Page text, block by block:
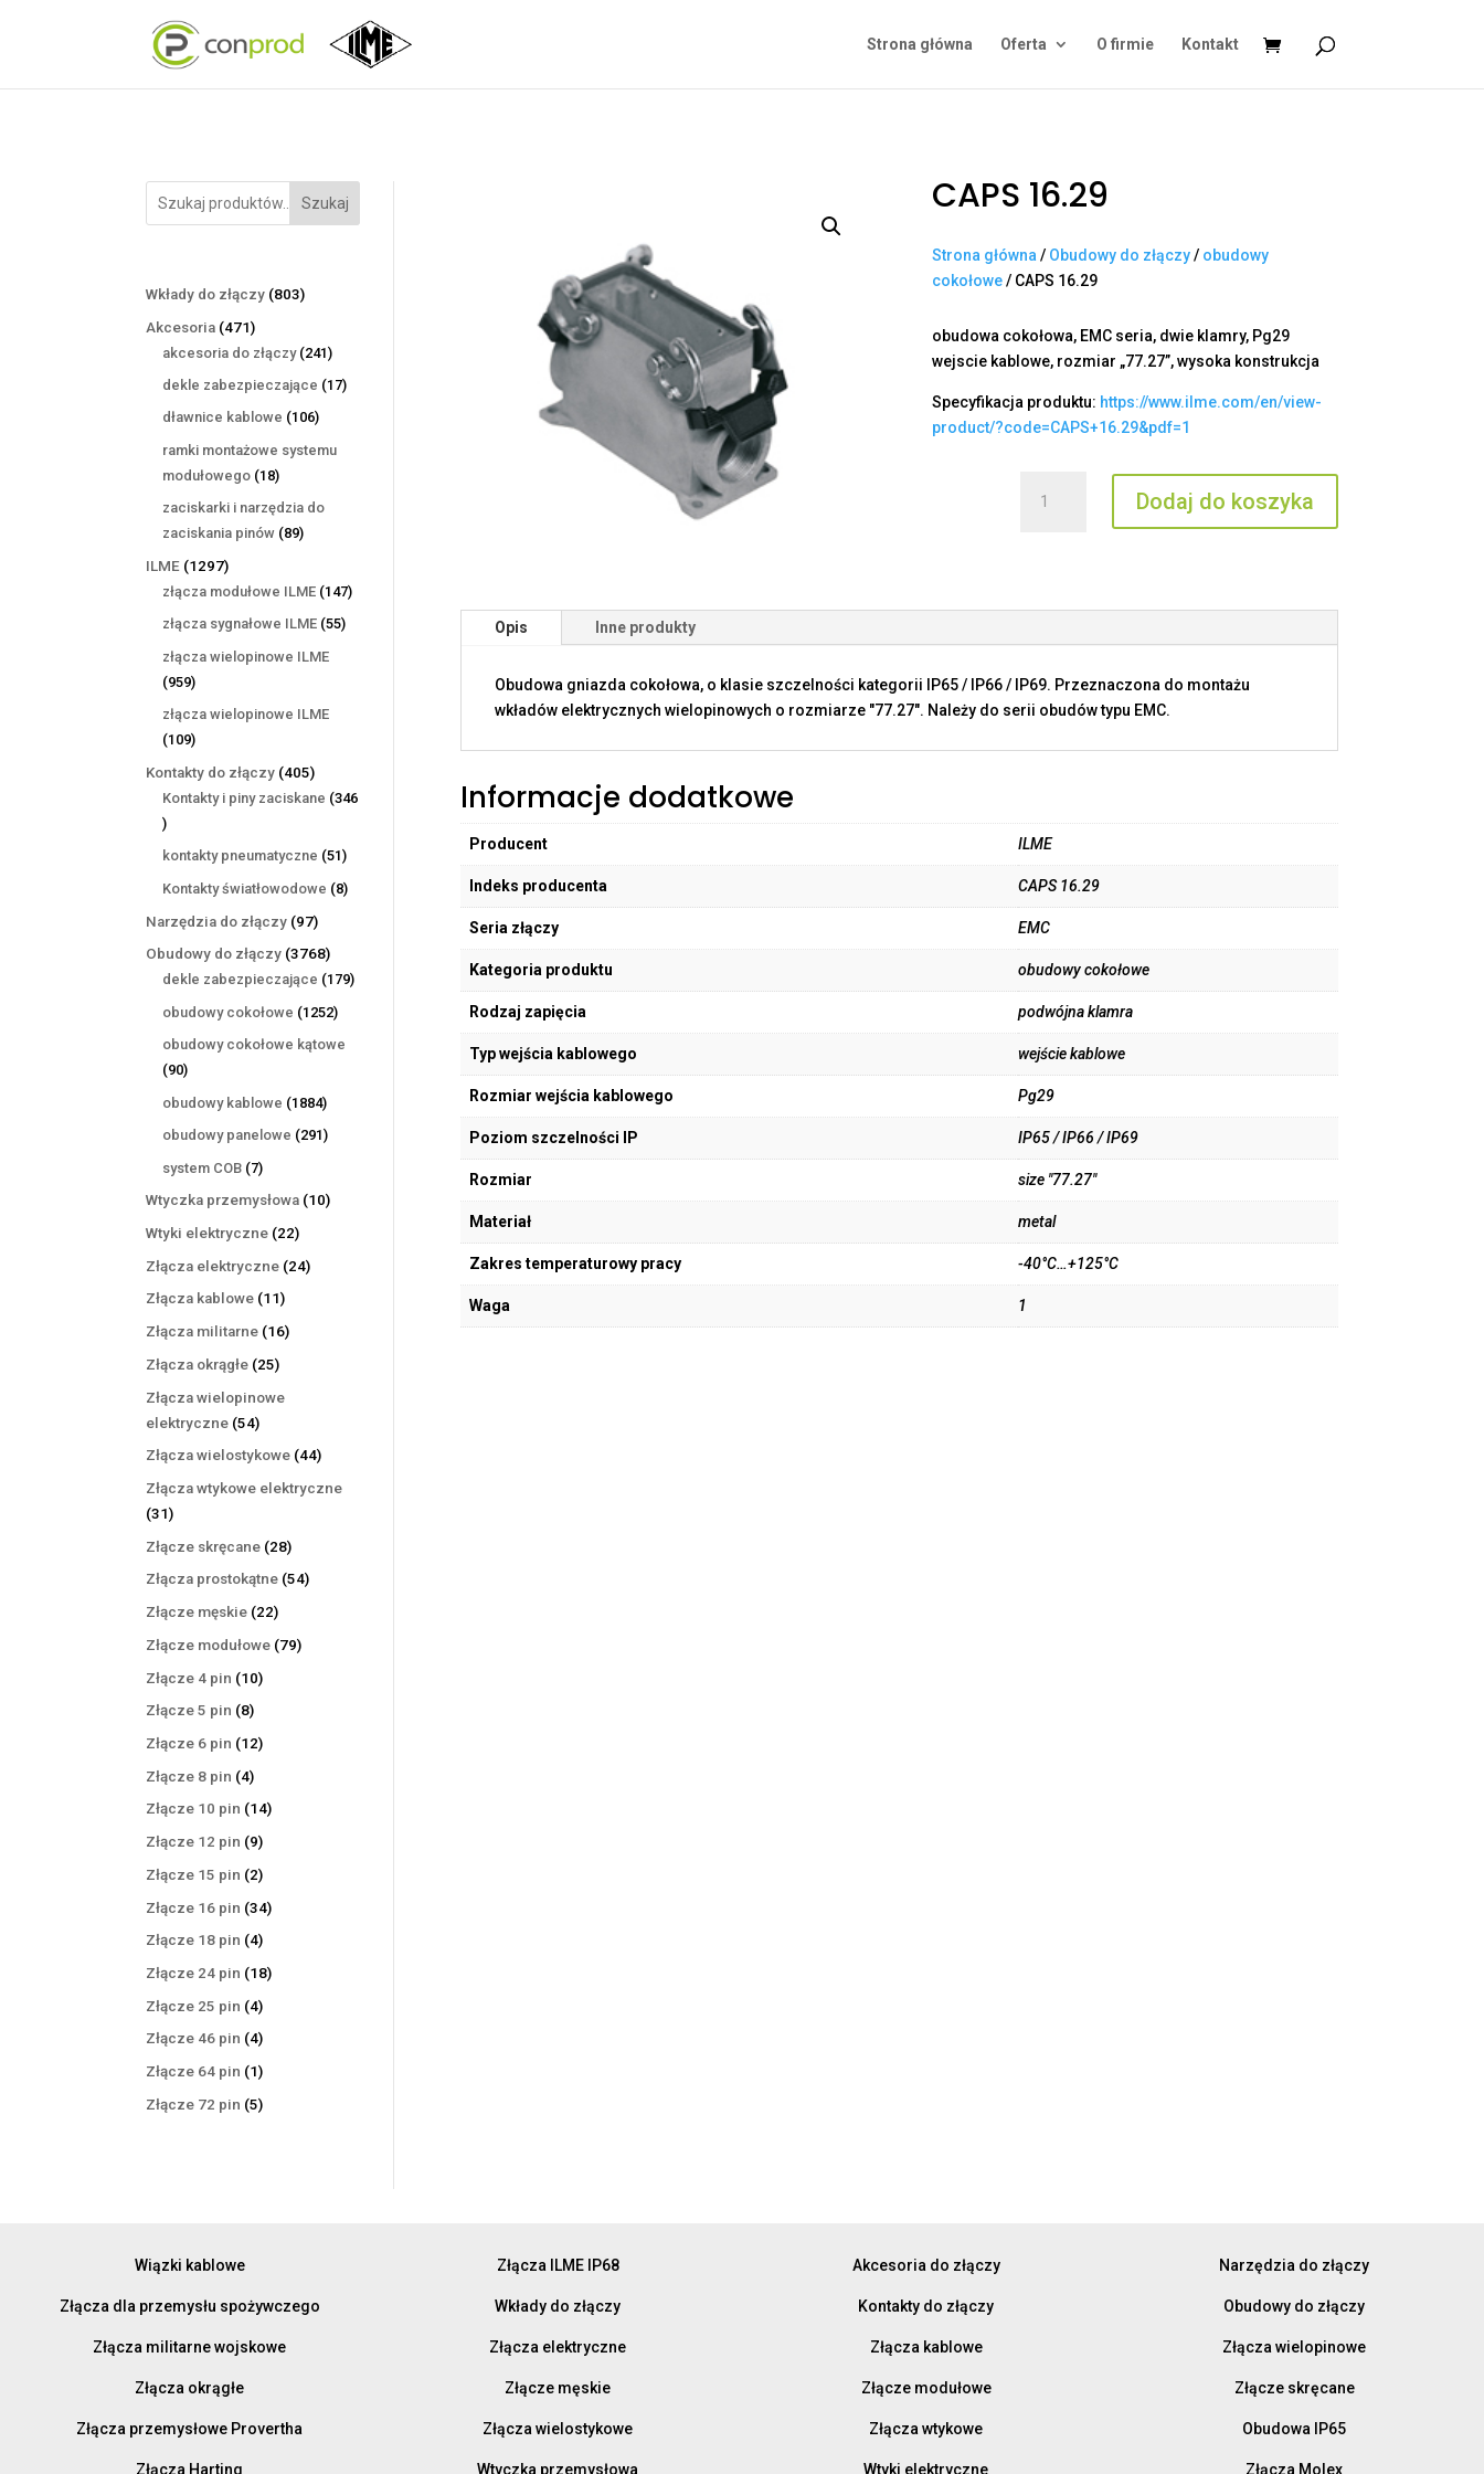
Strona główna Oferta O firmie Kontakt
Szukaj
Wkłady do złączy 803803
Akcesoria 471471
produktów
akcesoria do złączy 241241
produktów
dekle zabezpieczające 1717
dławnice kablowe 106106
ramki montażowe systemu
modułowego 1818
produktów
zaciskarki i narzędzia do
zaciskania pinów 8989
ILME 12971297
produktów
złącza modułowe ILME 147147
złącza sygnałowe ILME 5555
złącza wielopinowe ILME
959959
produktów
złącza wielopinowe ILME
109109
produktów
Kontakty do złączy 405405
produktów
Kontakty i piny zaciskane 346
346
produktów
kontakty pneumatyczne 5151
produktów
Kontakty światłowodowe 88
Narzędzia do złączy 9797
produktów
Obudowy do złączy 37683768
produktów
dekle zabezpieczające 179179
obudowy cokołowe 12521252
obudowy cokołowe kątowe
9090
produktów
obudowy kablowe 18841884
produkty
obudowy panelowe 291291
system COB 77
produktów
Wtyczka przemysłowa 1010
Wtyki elektryczne 2222
produkty
Złącza elektryczne 2424
Złącza kablowe 1111
produktów
Złącza militarne 1616
Złącza okrągłe 2525
Złącza wielopinowe
elektryczne 5454
produkty
Złącza wielostykowe 4444
Złącza wtykowe elektryczne
3131
produktów
Złącze skręcane 2828
produktów
Złącza prostokątne 5454
Złącze męskie 2222
produkty
Złącze modułowe 7979
Złącze 4 pin 1010
Złącze 5 pin 88
produktów
Złącze 6 pin 1212
Złącze 8 pin 44
produkty
Złącze 10 pin 1414
Złącze 12 pin 99
produktów
Złącze 15 pin 22
produkty
Złącze 16 pin 3434
Złącze 18 pin 44
produkty
Złącze 24 pin 1818
Złącze 25 pin 44
produkty
Złącze 46 pin 44
produkty
Złącze 64 pin 11
produkt
Złącze 72 pin 55
CAPS 16.29
Strona główna / Obudowy do złączy/ obudowy
cokołowe/ CAPS 16.29
obudowa cokołowa, EMC seria, dwie klamry, Pg29
wejscie kablowe, rozmiar „77.27”, wysoka konstrukcja
Specyfikacja produktu: https://www.ilme.com/en/view-
product/?code=CAPS+16.29&pdf=1
CAPS
Dodaj do koszyka
Opis Inne produkty
Obudowa gniazda cokołowa, o klasie szczelności kategorii IP65 / IP66 / IP69. Przeznaczona do montażu
wkładów elektrycznych wielopinowych o rozmiarze "77.27". Należy do serii obudów typu EMC.
Informacje dodatkowe
Producent ILME
Indeks producenta CAPS 16.29
Seria złączy EMC
Kategoria produktu obudowy cokołowe
Rodzaj zapięcia podwójna klamra
Typ wejścia kablowego wejście kablowe
Rozmiar wejścia kablowego Pg29
Poziom szczelności IP IP65 / IP66 / IP69
Rozmiar size "77.27"
Materiał metal
Zakres temperaturowy pracy -40°C…+125°C
Waga 1
Wiązki kablowe
Złącza dla przemysłu spożywczego
Złącza militarne wojskowe
Złącza okrągłe
Złącza przemysłowe Provertha
Złącza Harting
Złącza ILME IP68
Wkłady do złączy
Złącza elektryczne
Złącze męskie
Złącza wielostykowe
Wtyczka przemysłowa
Akcesoria do złączy
Kontakty do złączy
Złącza kablowe
Złącze modułowe
Złącza wtykowe
Wtyki elektryczne
Narzędzia do złączy
Obudowy do złączy
Złącza wielopinowe
Złącze skręcane
Obudowa IP65
Złącza Molex